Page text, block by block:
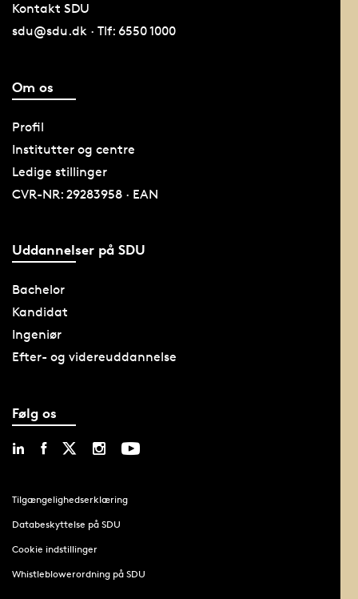
Kontakt SDU
sdu@sdu.dk · Tlf: 6550 1000
Om os
Profil
Institutter og centre
Ledige stillinger
CVR-NR: 29283958 · EAN
Uddannelser på SDU
Bachelor
Kandidat
Ingeniør
Efter- og videreuddannelse
Følg os
Tilgængelighedserklæring
Databeskyttelse på SDU
Cookie indstillinger
Whistleblowerordning på SDU